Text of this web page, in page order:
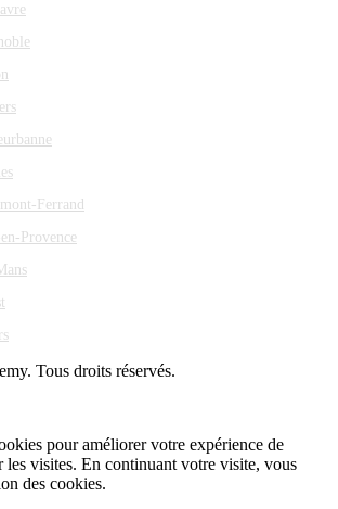
Ferrand
Provence
Tous droits réservés.
pour améliorer votre expérience de
les visites. En continuant votre visite, vous
des cookies.